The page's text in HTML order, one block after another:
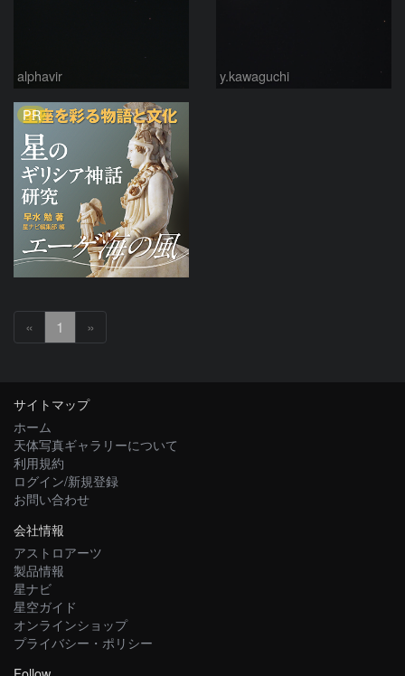
alphavir y.kawaguchi
PR
« 1 »
サイトマップ
ホーム
天体写真ギャラリーについて
利用規約
ログイン/新規登録
お問い合わせ
会社情報
アストロアーツ
製品情報
星ナビ
星空ガイド
オンラインショップ
プライバシー・ポリシー